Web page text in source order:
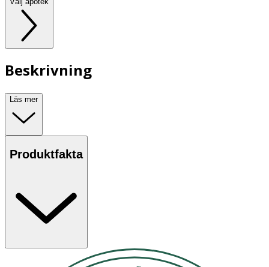
Beskrivning
Läs mer
Produktfakta